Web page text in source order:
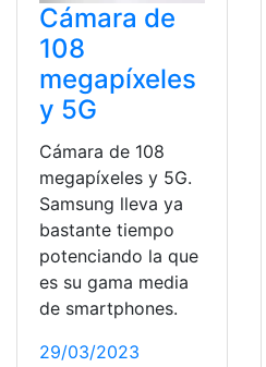
Cámara de
108
megapíxeles
y 5G
Cámara de 108
megapíxeles y 5G.
Samsung lleva ya
bastante tiempo
potenciando la que
es su gama media
de smartphones.
29/03/2023